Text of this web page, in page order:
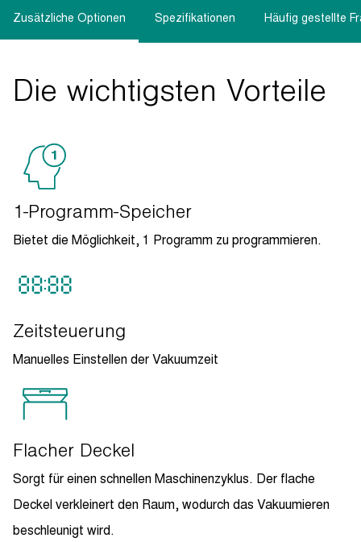
Zusätzliche Optionen Spezifikationen Häufig gestellte
Die wichtigsten Vorteile
1-Programm-Speicher
Bietet die Möglichkeit, 1 Programm zu programmieren.
Zeitsteuerung
Manuelles Einstellen der Vakuumzeit
Flacher Deckel
Sorgt für einen schnellen Maschinenzyklus. Der flache
Deckel verkleinert den Raum, wodurch das Vakuumieren
beschleunigt wird.